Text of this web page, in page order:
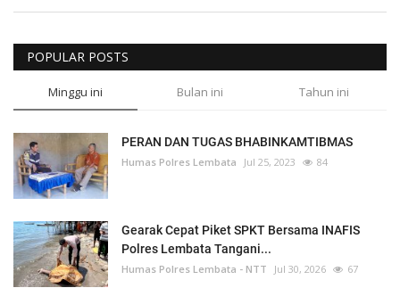
POPULAR POSTS
Minggu ini Bulan ini Tahun ini
PERAN DAN TUGAS BHABINKAMTIBMAS
Humas Polres Lembata Jul 25, 2023 84
Gearak Cepat Piket SPKT Bersama INAFIS
Polres Lembata Tangani...
Humas Polres Lembata - NTT Jul 30, 2026 67